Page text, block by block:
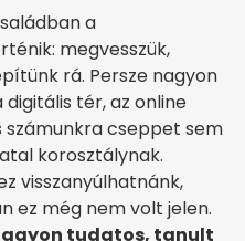
a
megvesszük,
rá. Persze nagyon
tér, az online
számunkra cseppet sem
korosztálynak.
visszanyúlhatnánk,
ez még nem volt jelen.
tudatos, tanult